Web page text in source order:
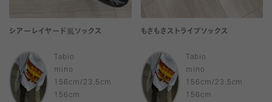
シアーレイヤード風ソックス
Tabio
mino
156cm/23.5cm
156cm
もさもさストライプソックス
Tabio
mino
156cm/23.5cm
156cm